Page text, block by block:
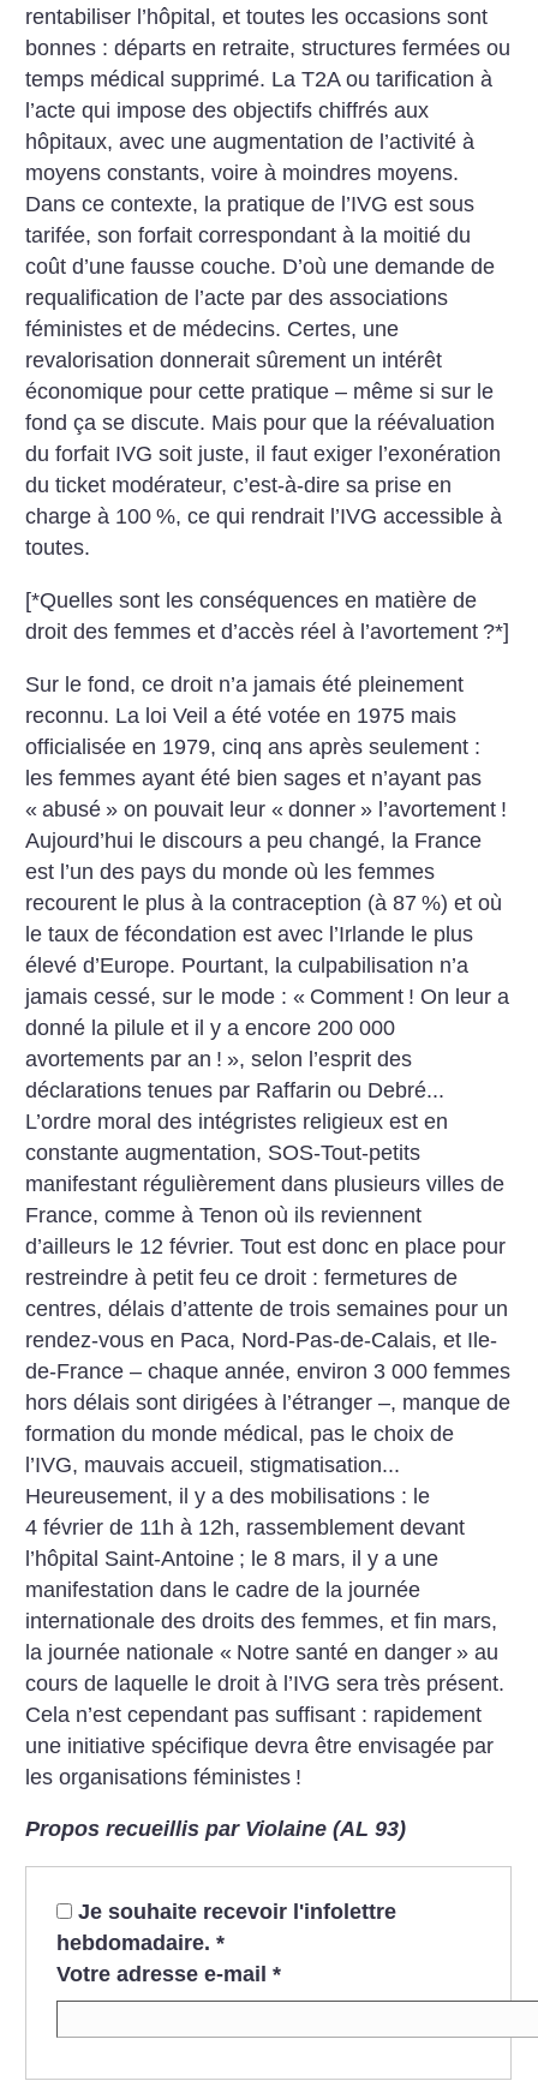
rentabiliser l’hôpital, et toutes les occasions sont
bonnes : départs en retraite, structures fermées ou
temps médical supprimé. La T2A ou tarification à
l’acte qui impose des objectifs chiffrés aux
hôpitaux, avec une augmentation de l’activité à
moyens constants, voire à moindres moyens.
Dans ce contexte, la pratique de l’IVG est sous
tarifée, son forfait correspondant à la moitié du
coût d’une fausse couche. D’où une demande de
requalification de l’acte par des associations
féministes et de médecins. Certes, une
revalorisation donnerait sûrement un intérêt
économique pour cette pratique – même si sur le
fond ça se discute. Mais pour que la réévaluation
du forfait IVG soit juste, il faut exiger l’exonération
du ticket modérateur, c’est-à-dire sa prise en
charge à 100 %, ce qui rendrait l’IVG accessible à
toutes.
[*Quelles sont les conséquences en matière de
droit des femmes et d’accès réel à l’avortement ?*]
Sur le fond, ce droit n’a jamais été pleinement
reconnu. La loi Veil a été votée en 1975 mais
officialisée en 1979, cinq ans après seulement :
les femmes ayant été bien sages et n’ayant pas
« abusé » on pouvait leur « donner » l’avortement !
Aujourd’hui le discours a peu changé, la France
est l’un des pays du monde où les femmes
recourent le plus à la contraception (à 87 %) et où
le taux de fécondation est avec l’Irlande le plus
élevé d’Europe. Pourtant, la culpabilisation n’a
jamais cessé, sur le mode : « Comment ! On leur a
donné la pilule et il y a encore 200 000
avortements par an ! », selon l’esprit des
déclarations tenues par Raffarin ou Debré...
L’ordre moral des intégristes religieux est en
constante augmentation, SOS-Tout-petits
manifestant régulièrement dans plusieurs villes de
France, comme à Tenon où ils reviennent
d’ailleurs le 12 février. Tout est donc en place pour
restreindre à petit feu ce droit : fermetures de
centres, délais d’attente de trois semaines pour un
rendez-vous en Paca, Nord-Pas-de-Calais, et Ile-
de-France – chaque année, environ 3 000 femmes
hors délais sont dirigées à l’étranger –, manque de
formation du monde médical, pas le choix de
l’IVG, mauvais accueil, stigmatisation...
Heureusement, il y a des mobilisations : le
4 février de 11h à 12h, rassemblement devant
l’hôpital Saint-Antoine ; le 8 mars, il y a une
manifestation dans le cadre de la journée
internationale des droits des femmes, et fin mars,
la journée nationale « Notre santé en danger » au
cours de laquelle le droit à l’IVG sera très présent.
Cela n’est cependant pas suffisant : rapidement
une initiative spécifique devra être envisagée par
les organisations féministes !
Propos recueillis par Violaine (AL 93)
Je souhaite recevoir l'infolettre
hebdomadaire. *
Votre adresse e-mail *